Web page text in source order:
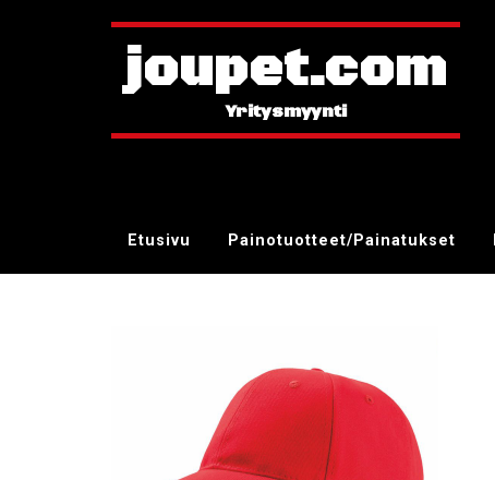
joupet.com
Etusivu Painotuotteet/Painatukset